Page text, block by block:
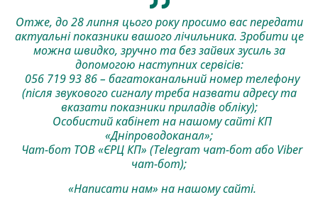
Отже, до 28 липня цього року просимо вас передати
актуальні показники вашого лічильника. Зробити це
можна швидко, зручно та без зайвих зусиль за
допомогою наступних сервісів:
056 719 93 86 – багатоканальний номер телефону
(після звукового сигналу треба назвати адресу та
вказати показники приладів обліку);
Особистий кабінет на нашому сайті КП
«Дніпроводоканал»;
Чат-бот ТОВ «ЄРЦ КП» (Telegram чат-бот або Viber
чат-бот);
«Написати нам» на нашому сайті.